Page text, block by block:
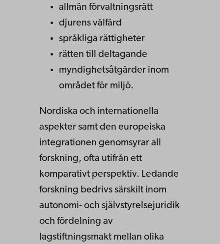
allmän förvaltningsrätt
djurens välfärd
språkliga rättigheter
rätten till deltagande
myndighetsåtgärder inom
området för miljö.
Nordiska och internationella
aspekter samt den europeiska
integrationen genomsyrar all
forskning, ofta utifrån ett
komparativt perspektiv. Ledande
forskning bedrivs särskilt inom
autonomi- och självstyrelsejuridik
och fördelning av
lagstiftningsmakt mellan olika